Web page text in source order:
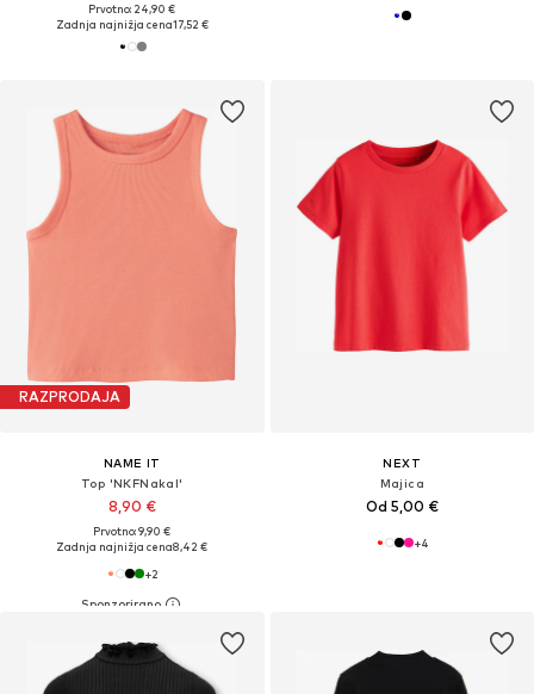
Prvotno: 24,90 €
Zadnja najnižja cena17,52 €
RAZPRODAJA
NAME IT
Top 'NKFNakal'
8,90 €
Prvotno: 9,90 €
Zadnja najnižja cena8,42 €
+2
NEXT
Majica
Od 5,00 €
+4